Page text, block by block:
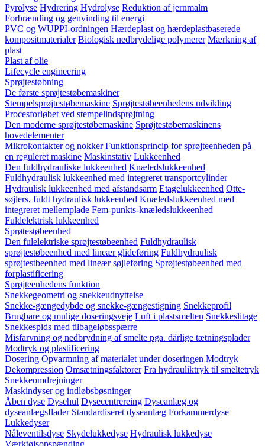
Pyrolyse Hydrering Hydrolyse Reduktion af jernmalm
Forbrænding og genvinding til energi
PVC og WUPPI-ordningen Hærdeplast og hærdeplastbaserede
kompositmaterialer Biologisk nedbrydelige polymerer Mærkning af
plast
Plast af olie
Lifecycle engineering
Sprøjtestøbning
De første sprøjtestøbemaskiner
Stempelsprøjtestøbemaskine Sprøjtestøbeenhedens udvikling
Procesforløbet ved stempelindsprøjtning
Den moderne sprøjtestøbemaskine Sprøjtestøbemaskinens
hovedelementer
Mikrokontakter og nokker Funktionsprincip for sprøjteenheden på
en reguleret maskine Maskinstativ Lukkeenhed
Den fuldhydrauliske lukkeenhed Knæledslukkeenhed
Fuldhydraulisk lukkeenhed med integreret transportcylinder
Hydraulisk lukkeenhed med afstandsarm Etagelukkeenhed Otte-
søjlers, fuldt hydraulisk lukkeenhed Knæledslukkeenhed med
integreret mellemplade Fem-punkts-knæledslukkeenhed
Fuldelektrisk lukkeenhed
Sprøtestøbeenhed
Den fulelektriske sprøjtestøbeenhed Fuldhydraulisk
sprøjtestøbeenhed med lineær glideføring Fuldhydraulisk
sprøjtestbeenhed med lineær søjleføring Sprøjtestøbeenhed med
forplastificering
Sprøjteenhedens funktion
Snekkegeometri og snekkeudnyttelse
Snekke-gængedybde og snekke-gængestigning Snekkeprofil
Brugbare og mulige doseringsveje Luft i plastsmelten Snekkeslitage
Snekkespids med tilbageløbsspærre
Misfarvning og nedbrydning af smelte pga. dårlige tætningsplader
Modtryk og plastificering
Dosering Opvarmning af materialet under doseringen Modtryk
Dekompression Omsætningsfaktorer Fra hydrauliktryk til smeltetryk
Snekkeomdrejninger
Maskindyser og indløbsbøsninger
Åben dyse Dysehul Dysecentrereing Dyseanlæg og
dyseanlægsflader Standardiseret dyseanlæg Forkammerdyse
Lukkedyser
Nåleventilsdyse Skydelukkedyse Hydraulisk lukkedyse
Værktøjsopspænding